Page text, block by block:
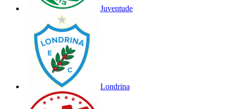
Juventude
Londrina